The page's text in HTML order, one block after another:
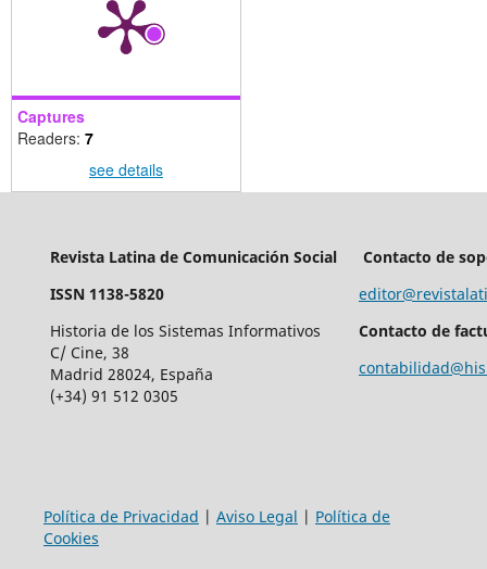
Captures
Readers: 7
see details
Revista Latina de Comunicación Social
ISSN 1138-5820
Historia de los Sistemas Informativos
C/ Cine, 38
Madrid 28024, España
(+34) 91 512 0305
Contacto de
Contacto de
Política de Privacidad | Aviso Legal | Política de
Cookies